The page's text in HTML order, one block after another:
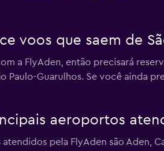
voos que saem de
a FlyAden, então precisará
Paulo-Guarulhos. Se você ainda
aeroportos
pela FlyAden são Aden,